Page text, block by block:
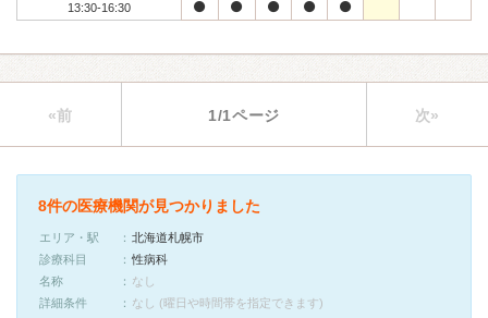
13:30-16:30
«前 1/1ページ 次»
8件の医療機関が見つかりました
エリア・駅
北海道札幌市
診療科目
性病科
名称
なし
詳細条件
なし (曜日や時間帯を指定できます)